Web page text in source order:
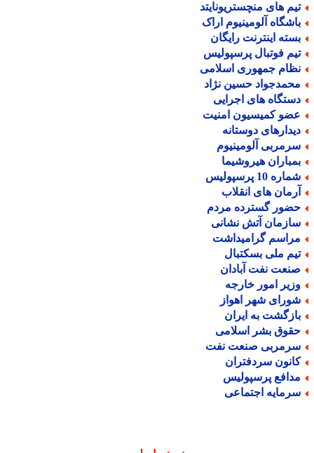
های منچستریونایتد
آلومینیوم اراک
اینترنت رایگان
فوتبال پرسپولیس
جمهوری اسلامی
حسین نژاد
های اجرایی
کمیسیون امنیت
دوستانه
آلومینیوم
هیروشیما
10 پرسپولیس
های انقلاب
گسترده مردم
آتش نشانی
گرامیداشت
ملی بسکتبال
نفت آبادان
امور خارجه
شهر اهواز
به ایران
بشر اسلامی
صنعت نفت
سردفتران
پرسپولیس
اجتماعی